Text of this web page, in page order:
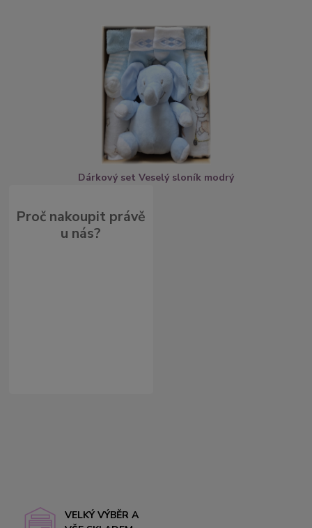
Dárkový set Veselý sloník modrý
Proč nakoupit právě
u nás?
VELKÝ VÝBĚR A